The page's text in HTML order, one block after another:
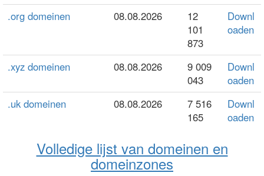
.org domeinen 08.08.2026
12
101
873
Downl
oaden
.xyz domeinen 08.08.2026
9 009
043
Downl
oaden
.uk domeinen
08.08.2026
7 516
165
Downl
oaden
Volledige lijst van domeinen en
domeinzones